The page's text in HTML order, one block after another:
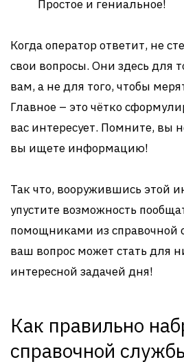
Простое и гениальное!
Когда оператор ответит, не
свои вопросы. Они здесь для
вам, а не для того, чтобы
Главное – это чётко
вас интересует. Помните, вы
вы ищете информацию!
Так что, вооружившись этой
упустите возможность
помощниками из справочной
ваш вопрос может стать для
интересной задачей дня!
Как правильно
справочной